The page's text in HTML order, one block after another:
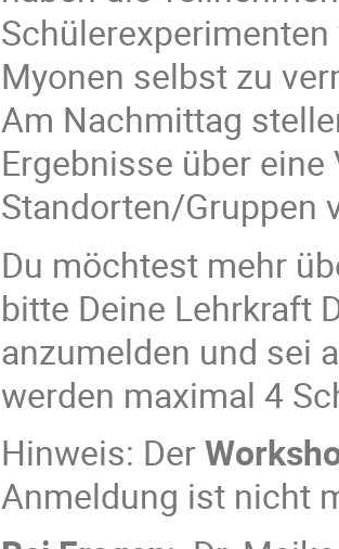
Myonen selbst zu
Am Nachmittag
Ergebnisse über
Standorten/Gruppen
Du möchtest mehr
bitte Deine Lehrkraft
anzumelden und sei
werden maximal 4
Hinweis: Der
Anmeldung ist nicht